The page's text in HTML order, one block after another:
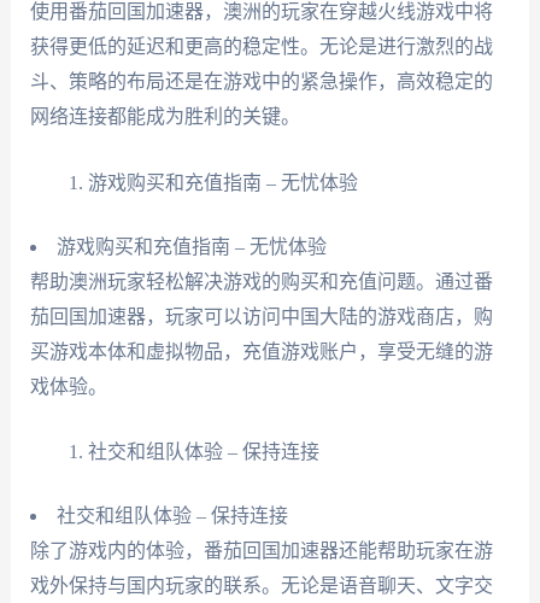
使用番茄回国加速器，澳洲的玩家在穿越火线游戏中将
获得更低的延迟和更高的稳定性。无论是进行激烈的战
斗、策略的布局还是在游戏中的紧急操作，高效稳定的
网络连接都能成为胜利的关键。
游戏购买和充值指南 – 无忧体验
游戏购买和充值指南 – 无忧体验
帮助澳洲玩家轻松解决游戏的购买和充值问题。通过番
茄回国加速器，玩家可以访问中国大陆的游戏商店，购
买游戏本体和虚拟物品，充值游戏账户，享受无缝的游
戏体验。
社交和组队体验 – 保持连接
社交和组队体验 – 保持连接
除了游戏内的体验，番茄回国加速器还能帮助玩家在游
戏外保持与国内玩家的联系。无论是语音聊天、文字交